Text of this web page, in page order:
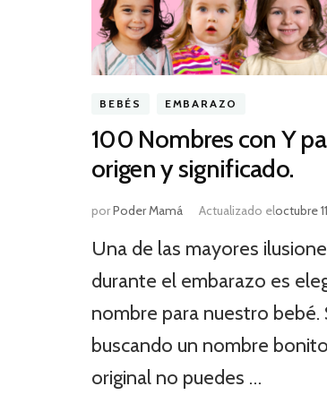
BEBÉS EMBARAZO
100 Nombres con Y
origen y significado.
porPoder Mamá Actualizado eloctubre
Una de las mayores
durante el embarazo es
nombre para nuestro bebé.
buscando un nombre
original no puedes …